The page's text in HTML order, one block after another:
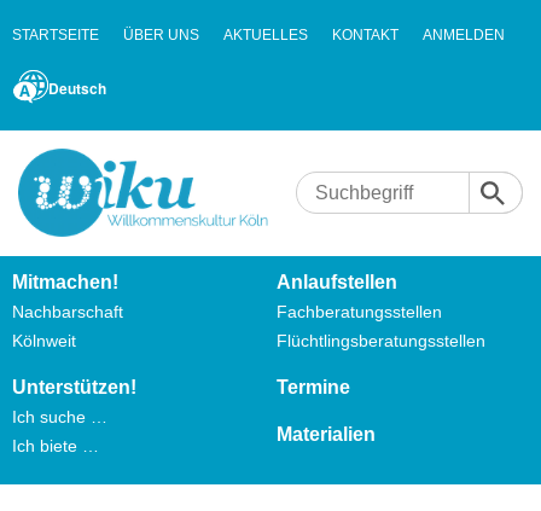
STARTSEITE ÜBER UNS AKTUELLES KONTAKT ANMELDEN
Deutsch
Mitmachen!
Nachbarschaft
Kölnweit
Anlaufstellen
Fachberatungsstellen
Flüchtlingsberatungsstellen
Unterstützen!
Ich suche …
Ich biete …
Termine
Materialien